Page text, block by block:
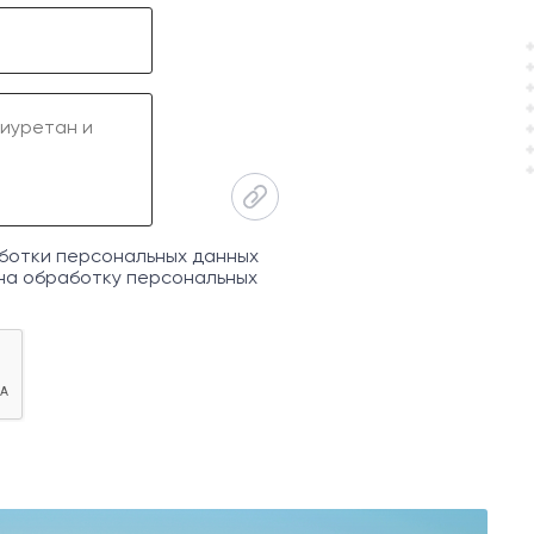
персональных данных
обработку персональных